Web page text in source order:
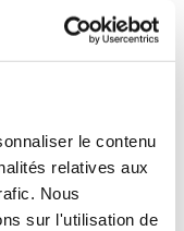
le contenu
relatives aux
Nous
sur l'utilisation de
- 201312